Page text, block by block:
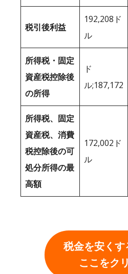
税引後利益
192,208ド
ル
所得税・固定
資産税控除後
の所得
ド
ル;187,172
所得税、固定
資産税、消費
税控除後の可
処分所得の最
高額
172,002ド
ル
税金を安く
ここをク